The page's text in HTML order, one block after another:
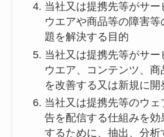
当社又は提携先等がサー
ウエアや商品等の障害等
題を解決する目的
当社又は提携先等がサー
ウエア、コンテンツ、
を改善する又は新規に開
当社又は提携先等のウェ
告を配信する仕組みを効
するために、抽出、分析